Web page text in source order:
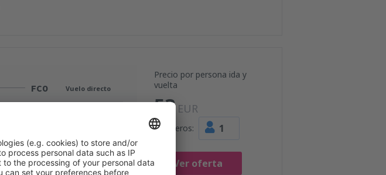
Precio por persona ida y
vuelta
53 EUR
Pasajeros: 1
Ver oferta
FCO Vuelo directo